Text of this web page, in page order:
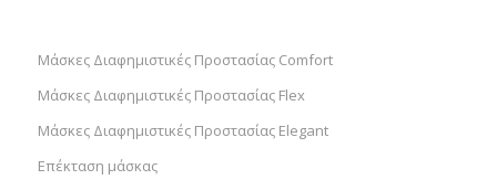
Μάσκες Διαφημιστικές Προστασίας Comfort
Μάσκες Διαφημιστικές Προστασίας Flex
Μάσκες Διαφημιστικές Προστασίας Elegant
Επέκταση μάσκας